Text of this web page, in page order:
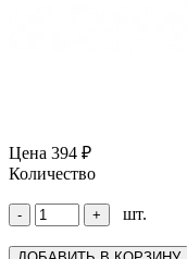
Цена 394 ₽
Количество
шт.